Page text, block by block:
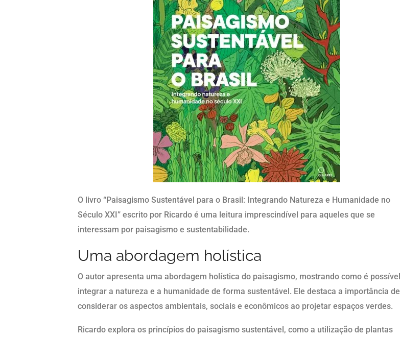
O livro “Paisagismo Sustentável para o Brasil: Integrando Natureza e Humanidade no
Século XXI” escrito por Ricardo é uma leitura imprescindível para aqueles que se
interessam por paisagismo e sustentabilidade.
Uma abordagem holística
O autor apresenta uma abordagem holística do paisagismo, mostrando como é possível
integrar a natureza e a humanidade de forma sustentável. Ele destaca a importância de
considerar os aspectos ambientais, sociais e econômicos ao projetar espaços verdes.
Ricardo explora os princípios do paisagismo sustentável, como a utilização de plantas